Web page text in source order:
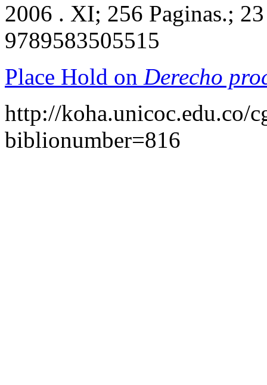
2006 . XI; 256 Paginas.;
9789583505515
Place Hold on Derecho
http://koha.unicoc.edu.co/
biblionumber=816